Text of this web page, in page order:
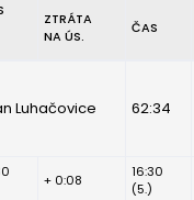
ZTRÁTA
NA ÚS.
ČAS
Luhačovice 62:34
+ 0:08
16:30
(5.)